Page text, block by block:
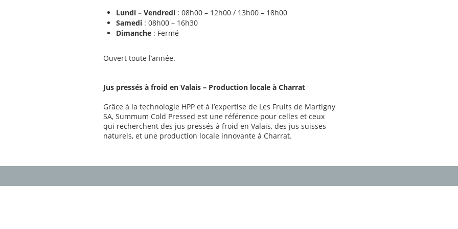
Lundi – Vendredi : 08h00 – 12h00 / 13h00 – 18h00
Samedi : 08h00 – 16h30
Dimanche : Fermé
Ouvert toute l’année.
Jus pressés à froid en Valais – Production locale à Charrat
Grâce à la technologie HPP et à l’expertise de Les Fruits de Martigny
SA, Summum Cold Pressed est une référence pour celles et ceux
qui recherchent des jus pressés à froid en Valais, des jus suisses
naturels, et une production locale innovante à Charrat.